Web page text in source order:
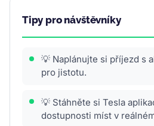
Tipy pro návštěvníky
💡 Naplánujte si příjezd s
pro jistotu.
💡 Stáhněte si Tesla
dostupnosti míst v